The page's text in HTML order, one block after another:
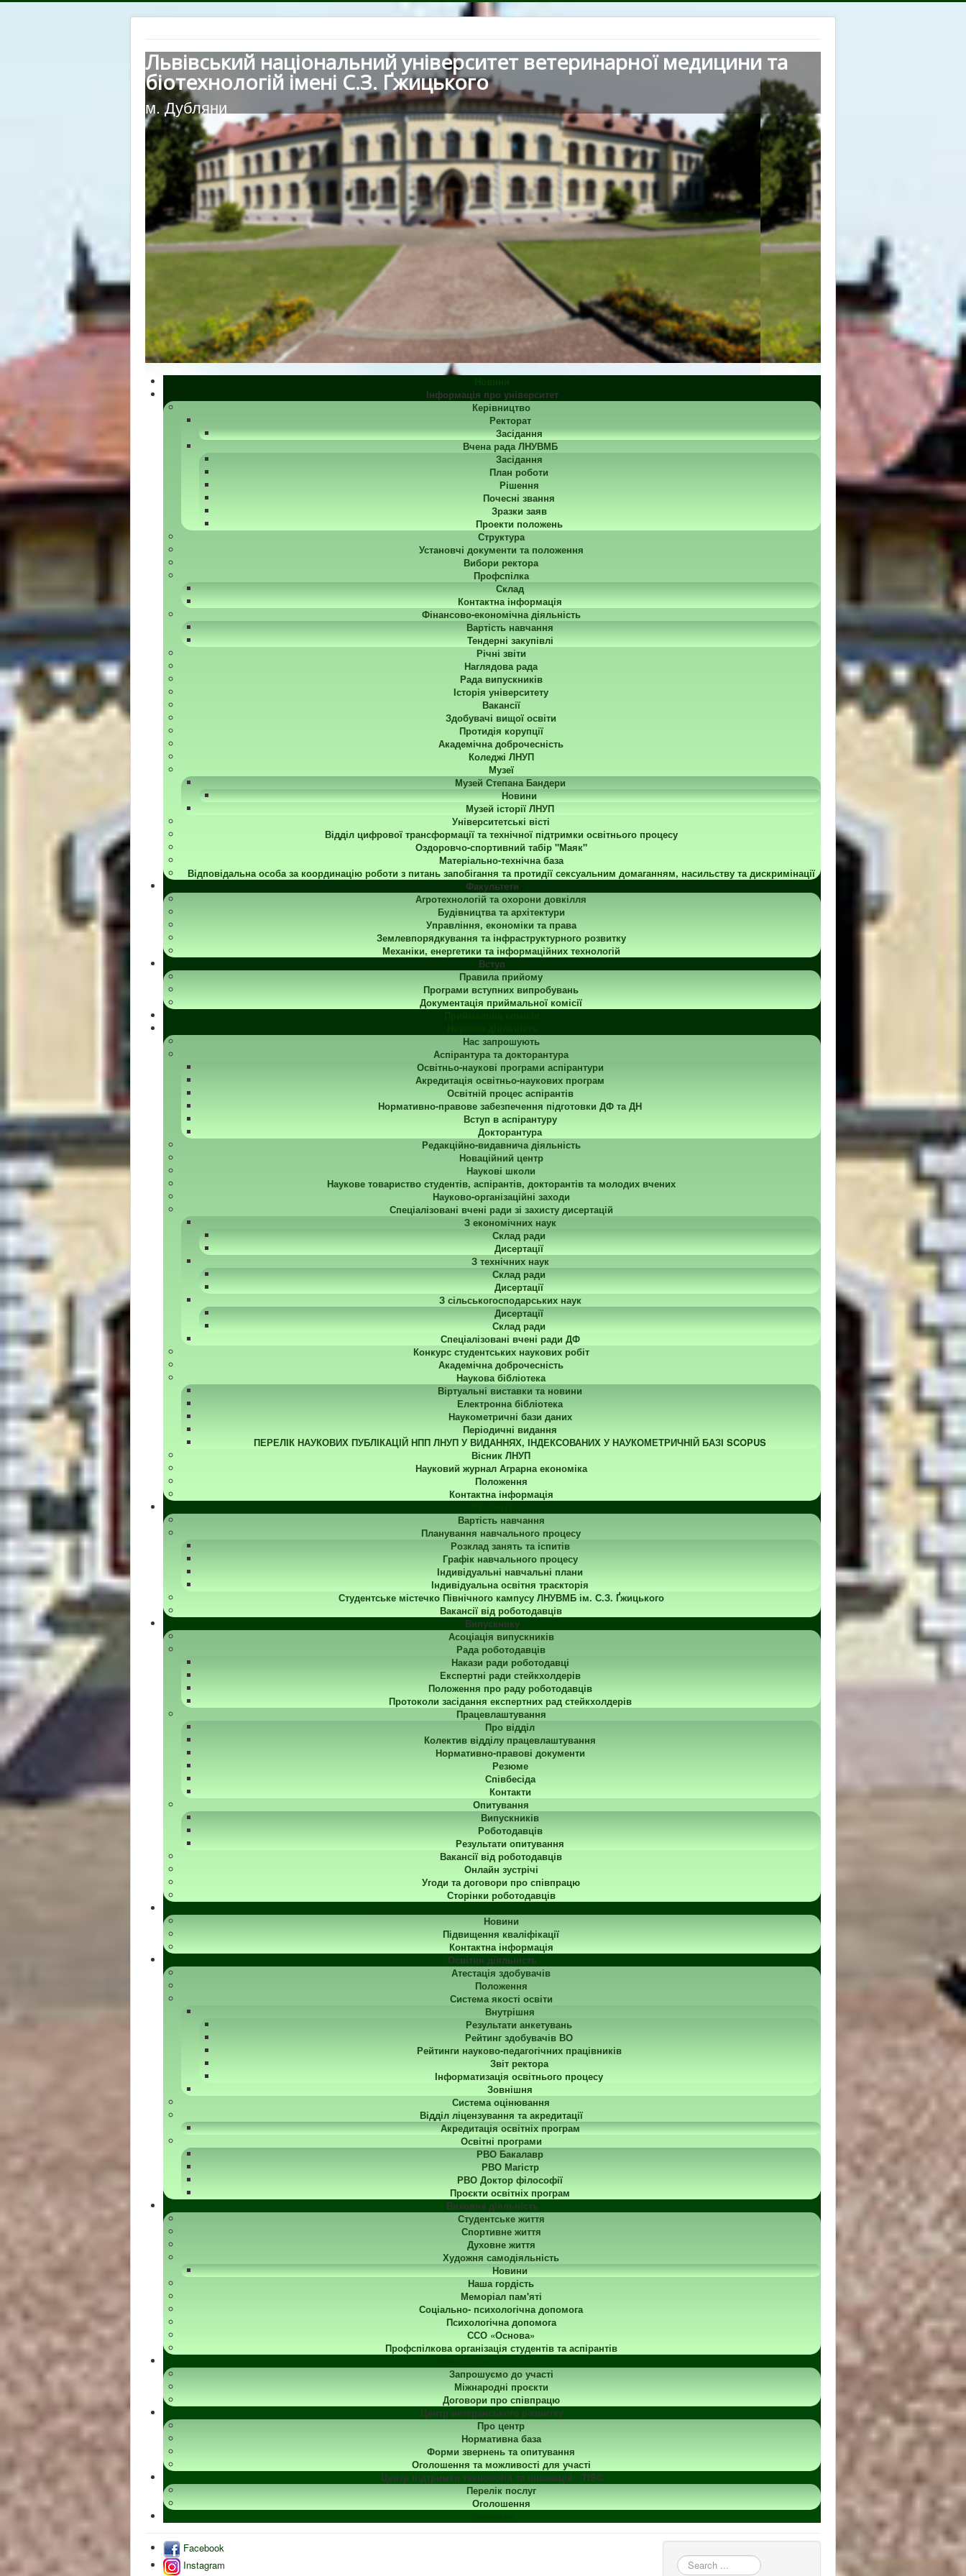
Львівський національний університет ветеринарної медицини та
біотехнологій імені С.З. Ґжицького
м. Дубляни
Інформація про університет
Керівництво
Ректорат
Засідання
Вчена рада ЛНУВМБ
Засідання
План роботи
Рішення
Почесні звання
Зразки заяв
Проекти положень
Структура
Установчі документи та положення
Вибори ректора
Профспілка
Склад
Контактна інформація
Фінансово-економічна діяльність
Вартість навчання
Тендерні закупівлі
Річні звіти
Наглядова рада
Рада випускників
Історія університету
Вакансії
Здобувачі вищої освіти
Протидія корупції
Академічна доброчесність
Коледжі ЛНУП
Музеї
Музей Степана Бандери
Новини
Музей історії ЛНУП
Університетські вісті
Відділ цифрової трансформації та технічної підтримки освітнього процесу
Оздоровчо-спортивний табір "Маяк"
Матеріально-технічна база
Відповідальна особа за координацію роботи з питань запобігання та протидії сексуальним домаганням, насильству та дискримінації
Факультети
Агротехнологій та охорони довкілля
Будівництва та архітектури
Управління, економіки та права
Землевпорядкування та інфраструктурного розвитку
Механіки, енергетики та інформаційних технологій
Вступ
Правила прийому
Програми вступних випробувань
Документація приймальної комісії
Нас запрошують
Аспірантура та докторантура
Освітньо-наукові програми аспірантури
Акредитація освітньо-наукових програм
Освітній процес аспірантів
Нормативно-правове забезпечення підготовки ДФ та ДН
Вступ в аспірантуру
Докторантура
Редакційно-видавнича діяльність
Новаційний центр
Наукові школи
Наукове товариство студентів, аспірантів, докторантів та молодих вчених
Науково-організаційні заходи
Спеціалізовані вчені ради зі захисту дисертацій
З економічних наук
Склад ради
Дисертації
З технічних наук
Склад ради
Дисертації
З сільськогосподарських наук
Дисертації
Склад ради
Спеціалізовані вчені ради ДФ
Конкурс студентських наукових робіт
Академічна доброчесність
Наукова бібліотека
Віртуальні виставки та новини
Електронна бібліотека
Наукометричні бази даних
Періодичні видання
ПЕРЕЛІК НАУКОВИХ ПУБЛІКАЦІЙ НПП ЛНУП У ВИДАННЯХ, ІНДЕКСОВАНИХ У НАУКОМЕТРИЧНІЙ БАЗІ SCOPUS
Вісник ЛНУП
Науковий журнал Аграрна економіка
Положення
Контактна інформація
Вартість навчання
Планування навчального процесу
Розклад занять та іспитів
Графік навчального процесу
Індивідуальні навчальні плани
Індивідуальна освітня траєкторія
Студентське містечко Північного кампусу ЛНУВМБ ім. С.З. Ґжицького
Вакансії від роботодавців
Випускнику
Асоціація випускників
Рада роботодавців
Накази ради роботодавці
Експертні ради стейкхолдерів
Положення про раду роботодавців
Протоколи засідання експертних рад стейкхолдерів
Працевлаштування
Про відділ
Колектив відділу працевлаштування
Нормативно-правові документи
Резюме
Співбесіда
Контакти
Опитування
Випускників
Роботодавців
Результати опитування
Вакансії від роботодавців
Онлайн зустрічі
Угоди та договори про співпрацю
Сторінки роботодавців
Новини
Підвищення кваліфікації
Контактна інформація
Освітня діяльність
Атестація здобувачів
Положення
Система якості освіти
Внутрішня
Результати анкетувань
Рейтинг здобувачів ВО
Рейтинги науково-педагогічних працівників
Звіт ректора
Інформатизація освітнього процесу
Зовнішня
Система оцінювання
Відділ ліцензування та акредитації
Акредитація освітніх програм
Освітні програми
РВО Бакалавр
РВО Магістр
РВО Доктор філософії
Проєкти освітніх програм
Виховна діяльність
Студентське життя
Спортивне життя
Духовне життя
Художня самодіяльність
Новини
Наша гордість
Меморіал пам'яті
Соціально- психологічна допомога
Психологічна допомога
ССО «Основа»
Профспілкова організація студентів та аспірантів
Запрошуємо до участі
Міжнародні проєкти
Договори про співпрацю
Центр ветеранського розвитку
Про центр
Нормативна база
Форми звернень та опитування
Оголошення та можливості для участі
Центр підтримки технологій та інновацій - TISC
Перелік послуг
Оголошення
Facebook
Instagram
пошук